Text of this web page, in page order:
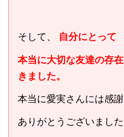
そして、
自分にとって
本当に大切な友達の存
きました。
本当に愛実さんには感謝
ありがとうございました